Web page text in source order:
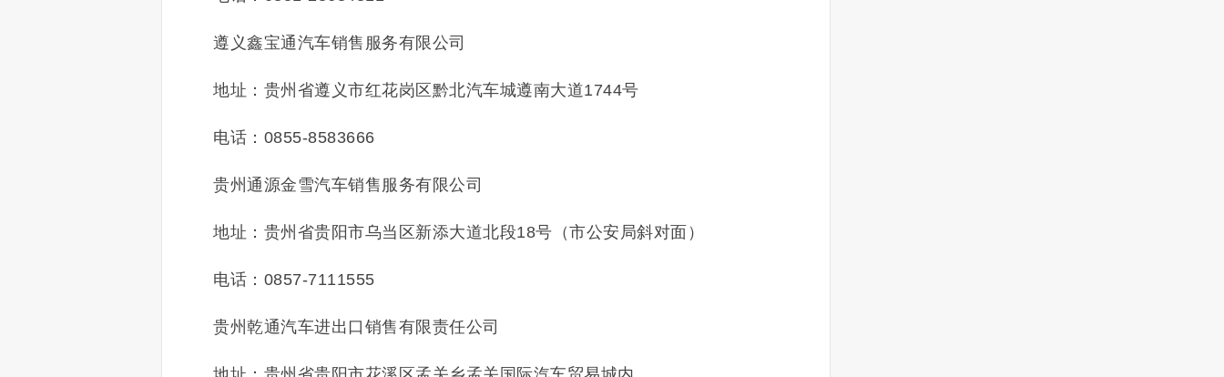
遵义鑫宝通汽车销售服务有限公司
地址：贵州省遵义市红花岗区黔北汽车城遵南大道1744号
电话：0855-8583666
贵州通源金雪汽车销售服务有限公司
地址：贵州省贵阳市乌当区新添大道北段18号（市公安局斜对面）
电话：0857-7111555
贵州乾通汽车进出口销售有限责任公司